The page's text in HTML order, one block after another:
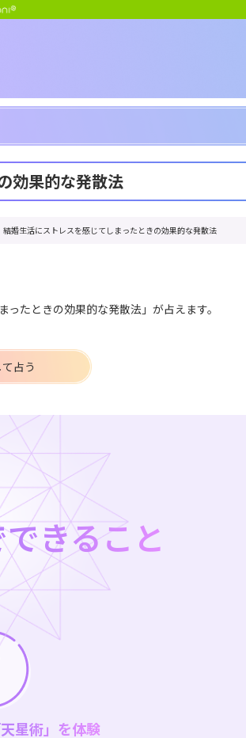
効果的な発散法
結婚生活にストレスを感じてしまったときの効果的な発散法
たときの効果的な発散法」が占えます。
占う
きること
星術」を体験